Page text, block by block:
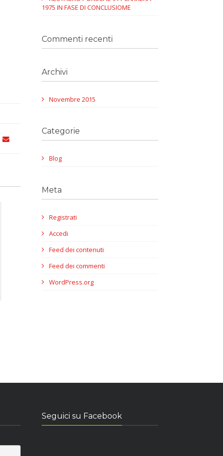
1975 IN FASE DI CONCLUSIOME
Commenti recenti
Archivi
Novembre 2015
Categorie
Blog
Meta
Registrati
Accedi
Feed dei contenuti
Feed dei commenti
WordPress.org
Seguici su Facebook